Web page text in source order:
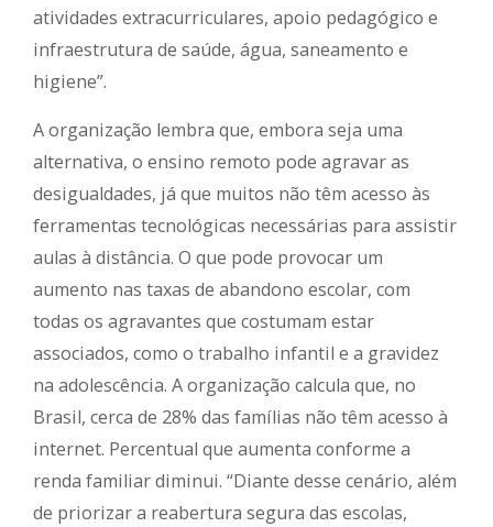
atividades extracurriculares, apoio pedagógico e
infraestrutura de saúde, água, saneamento e
higiene”.
A organização lembra que, embora seja uma
alternativa, o ensino remoto pode agravar as
desigualdades, já que muitos não têm acesso às
ferramentas tecnológicas necessárias para assistir
aulas à distância. O que pode provocar um
aumento nas taxas de abandono escolar, com
todas os agravantes que costumam estar
associados, como o trabalho infantil e a gravidez
na adolescência. A organização calcula que, no
Brasil, cerca de 28% das famílias não têm acesso à
internet. Percentual que aumenta conforme a
renda familiar diminui. “Diante desse cenário, além
de priorizar a reabertura segura das escolas,